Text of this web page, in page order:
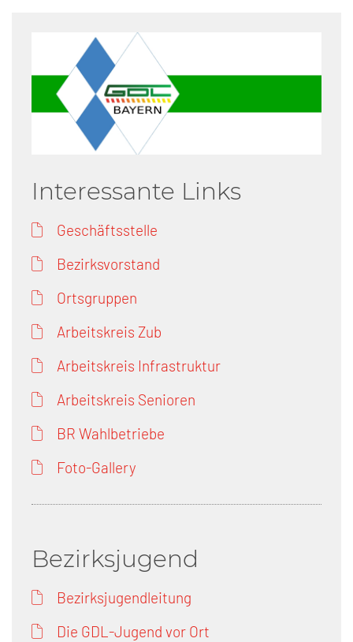
Interessante Links
Geschäftsstelle
Bezirksvorstand
Ortsgruppen
Arbeitskreis Zub
Arbeitskreis Infrastruktur
Arbeitskreis Senioren
BR Wahlbetriebe
Foto-Gallery
Bezirksjugend
Bezirksjugendleitung
Die GDL-Jugend vor Ort